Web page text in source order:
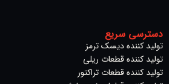
دسترسی سریع
تولید کننده دیسک ترمز​
تولید کننده قطعات ریلی
تولید کننده قطعات تراکتور